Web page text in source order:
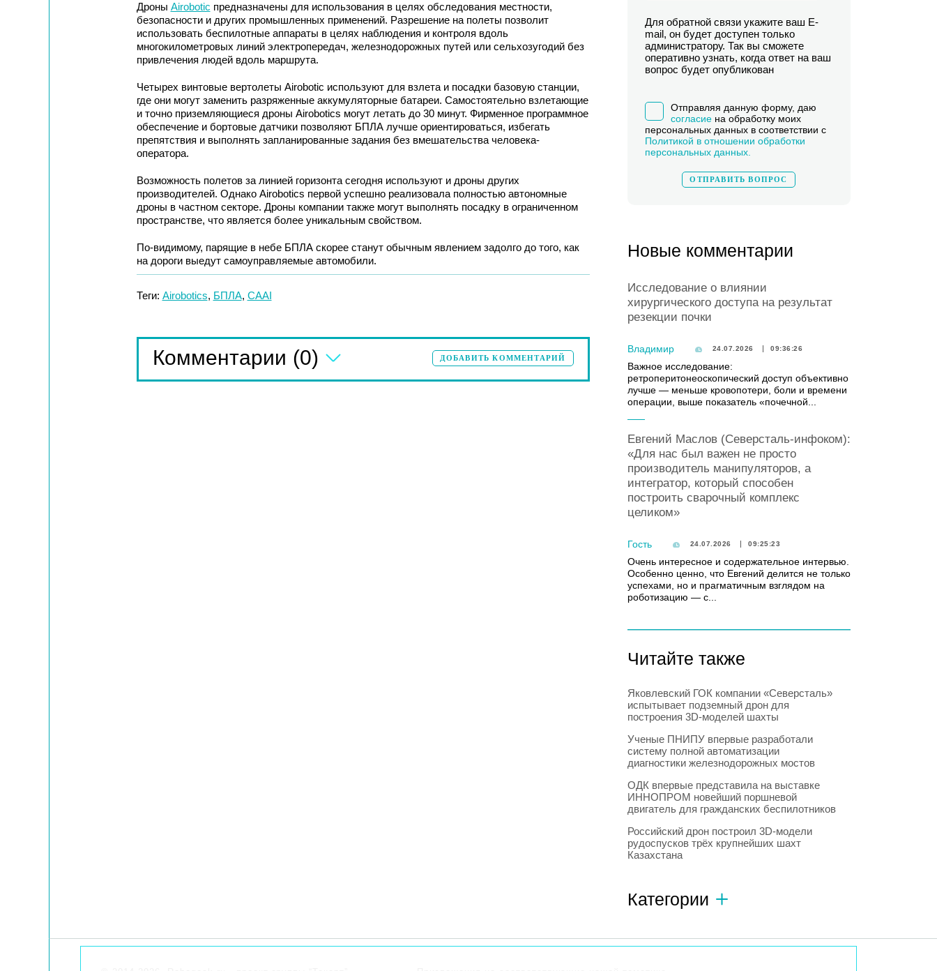
Дроны Airobotic предназначены для использования в целях обследования местности,
безопасности и других промышленных применений. Разрешение на полеты позволит
использовать беспилотные аппараты в целях наблюдения и контроля вдоль
многокилометровых линий электропередач, железнодорожных путей или сельхозугодий без
привлечения людей вдоль маршрута.
Четырех винтовые вертолеты Airobotic используют для взлета и посадки базовую станции,
где они могут заменить разряженные аккумуляторные батареи. Самостоятельно взлетающие
и точно приземляющиеся дроны Airobotics могут летать до 30 минут. Фирменное программное
обеспечение и бортовые датчики позволяют БПЛА лучше ориентироваться, избегать
препятствия и выполнять запланированные задания без вмешательства человека-
оператора.
Возможность полетов за линией горизонта сегодня используют и дроны других
производителей. Однако Airobotics первой успешно реализовала полностью автономные
дроны в частном секторе. Дроны компании также могут выполнять посадку в ограниченном
пространстве, что является более уникальным свойством.
По-видимому, парящие в небе БПЛА скорее станут обычным явлением задолго до того, как
на дороги выедут самоуправляемые автомобили.
Теги: Airobotics, БПЛА, CAAI
Комментарии (0) ДОБАВИТЬ КОММЕНТАРИЙ
Для обратной связи укажите ваш E-
mail, он будет доступен только
администратору. Так вы сможете
оперативно узнать, когда ответ на ваш
вопрос будет опубликован
Отправляя данную форму, даю
согласиена обработку моих
персональных данных в соответствии с
Политикой в отношении обработки
персональных данных.
Новые комментарии
Исследование о влиянии
хирургического доступа на результат
резекции почки
Владимир 24.07.2026 09:36:26
Важное исследование:
ретроперитонеоскопический доступ объективно
лучше — меньше кровопотери, боли и времени
операции, выше показатель «почечной...
Евгений Маслов (Северсталь-инфоком):
«Для нас был важен не просто
производитель манипуляторов, а
интегратор, который способен
построить сварочный комплекс
целиком»
Гость 24.07.2026 09:25:23
Очень интересное и содержательное интервью.
Особенно ценно, что Евгений делится не только
успехами, но и прагматичным взглядом на
роботизацию — с...
Читайте также
Яковлевский ГОК компании «Северсталь»
испытывает подземный дрон для
построения 3D-моделей шахты
Ученые ПНИПУ впервые разработали
систему полной автоматизации
диагностики железнодорожных мостов
ОДК впервые представила на выставке
ИННОПРОМ новейший поршневой
двигатель для гражданских беспилотников
Российский дрон построил 3D-модели
рудоспусков трёх крупнейших шахт
Казахстана
Категории